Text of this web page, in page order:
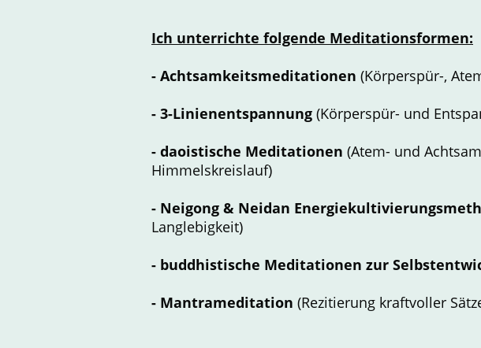
Ich unterrichte folgende Meditationsformen:
- Achtsamkeitsmeditationen (Körperspür-,
- 3-Linienentspannung (Körperspür- und
- daoistische Meditationen (Atem- und
Himmelskreislauf)
- Neigong & Neidan
Langlebigkeit)
- buddhistische Meditationen zur
- Mantrameditation (Rezitierung kraftvoller